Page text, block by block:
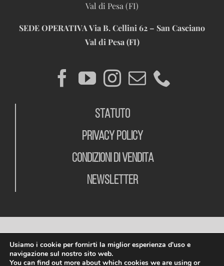
Val di Pesa (FI)
SEDE OPERATIVAVia B. Cellini 62 – San Casciano
Val di Pesa (FI)
STATUTO
PRIVACY POLICY
CONDIZIONI DI VENDITA
NEWSLETTER
Usiamo i cookie per fornirti la miglior esperienza d'uso e
navigazione sul nostro sito web.
You can find out more about which cookies we are using or